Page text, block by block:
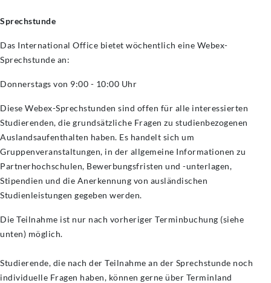
Sprechstunde
Das International Office bietet wöchentlich eine Webex-
Sprechstunde an:
Donnerstags von 9:00 - 10:00 Uhr
Diese Webex-Sprechstunden sind offen für alle interessierten
Studierenden, die grundsätzliche Fragen zu studienbezogenen
Auslandsaufenthalten haben. Es handelt sich um
Gruppenveranstaltungen, in der allgemeine Informationen zu
Partnerhochschulen, Bewerbungsfristen und -unterlagen,
Stipendien und die Anerkennung von ausländischen
Studienleistungen gegeben werden.
Die Teilnahme ist nur nach vorheriger Terminbuchung (siehe
unten) möglich.
Studierende, die nach der Teilnahme an der Sprechstunde noch
individuelle Fragen haben, können gerne über Terminland